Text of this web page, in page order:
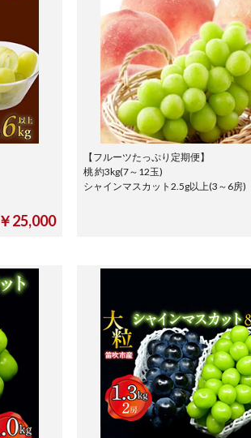
￥25,000
【フルーツたっぷり定期便】
桃 約3kg(7～12玉)
シャインマスカット2.5g以上(3～6房)